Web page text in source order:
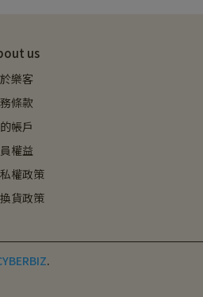
us
樂客
條款
帳戶
權益
權政策
貨政策
.